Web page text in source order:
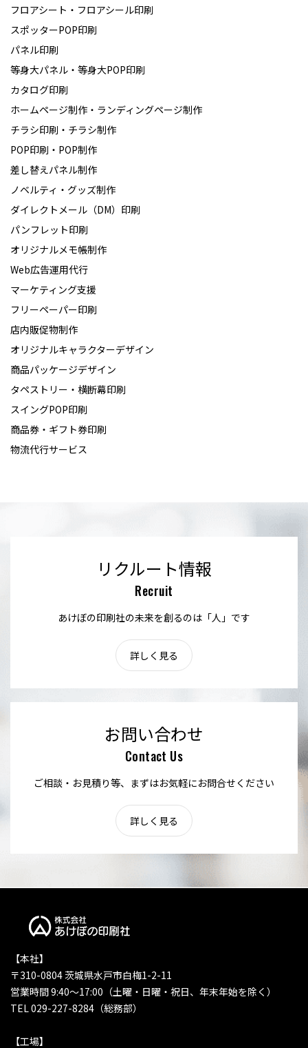
フロアシート・フロアシール印刷
スポッターPOP印刷
パネル印刷
等身大パネル・等身大POP印刷
カタログ印刷
ホームページ制作・ランディングページ制作
チラシ印刷・チラシ制作
POP印刷・POP制作
差し替えパネル制作
ノベルティ・グッズ制作
ダイレクトメール（DM）印刷
パンフレット印刷
オリジナルメモ帳制作
Web広告運用代行
マーケティング支援
フリーペーパー印刷
店内販促物制作
オリジナルキャラクターデザイン
商品パッケージデザイン
タペストリー・横断幕印刷
スイングPOP印刷
商品券・ギフト券印刷
物流代行サービス
リクルート情報
Recruit
あけぼの印刷社の未来を創るのは「人」です
詳しく見る
お問い合わせ
Contact Us
ご相談・お見積り等、まずはお気軽にお問合せください
詳しく見る
【本社】
〒310-0804 茨城県水戸市白梅1-2-11
営業時間 9:40〜17:00（土曜・日曜・祝日、年末年始を除く）
TEL 029-227-8284（総務部）
【工場】